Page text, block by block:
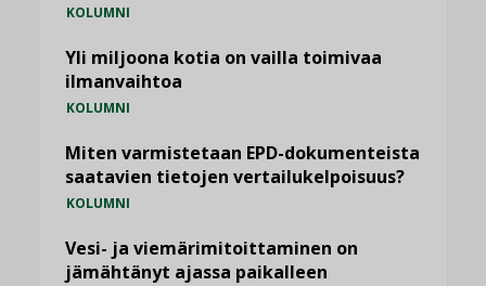
KOLUMNI
Yli miljoona kotia on vailla toimivaa
ilmanvaihtoa
KOLUMNI
Miten varmistetaan EPD-dokumenteista
saatavien tietojen vertailukelpoisuus?
KOLUMNI
Vesi- ja viemärimitoittaminen on
jämähtänyt ajassa paikalleen